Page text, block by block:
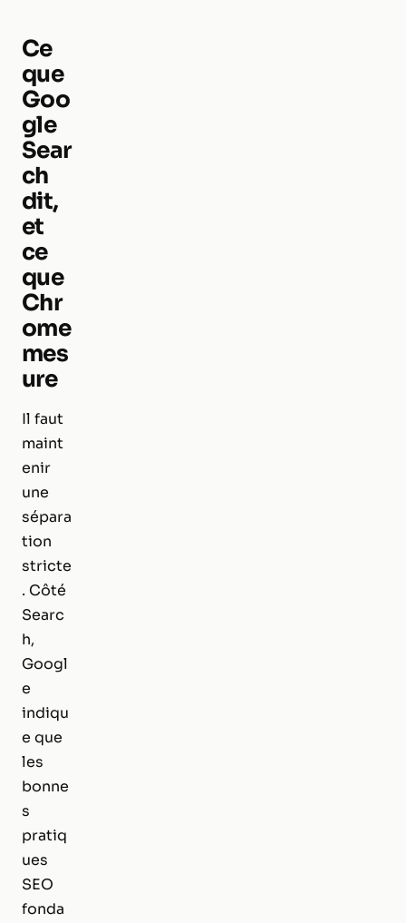
Ce
que
Goo
gle
Sear
ch
dit,
et
ce
que
Chr
ome
mes
ure
Il faut
maint
enir
une
sépara
tion
stricte
. Côté
Searc
h,
Googl
e
indiqu
e que
les
bonne
s
pratiq
ues
SEO
fonda